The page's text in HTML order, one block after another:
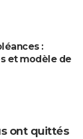
:
et modèle de
ont quittés